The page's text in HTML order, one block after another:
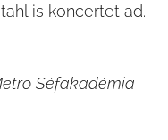
is koncertet ad.
Séfakadémia